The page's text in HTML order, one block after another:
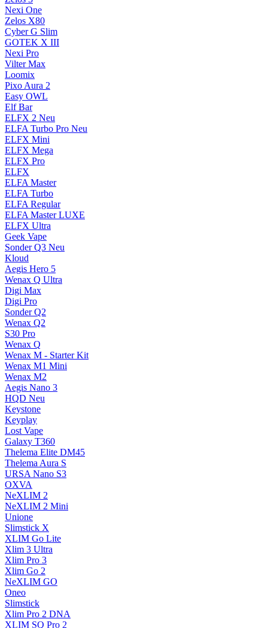
Nexi One
Zelos X80
Cyber G Slim
GOTEK X III
Nexi Pro
Vilter Max
Loomix
Pixo Aura 2
Easy OWL
Elf Bar
ELFX 2 Neu
ELFA Turbo Pro Neu
ELFX Mini
ELFX Mega
ELFX Pro
ELFX
ELFA Master
ELFA Turbo
ELFA Regular
ELFA Master LUXE
ELFX Ultra
Geek Vape
Sonder Q3 Neu
Kloud
Aegis Hero 5
Wenax Q Ultra
Digi Max
Digi Pro
Sonder Q2
Wenax Q2
S30 Pro
Wenax Q
Wenax M - Starter Kit
Wenax M1 Mini
Wenax M2
Aegis Nano 3
HQD Neu
Keystone
Keyplay
Lost Vape
Galaxy T360
Thelema Elite DM45
Thelema Aura S
URSA Nano S3
OXVA
NeXLIM 2
NeXLIM 2 Mini
Unione
Slimstick X
XLIM Go Lite
Xlim 3 Ultra
Xlim Pro 3
Xlim Go 2
NeXLIM GO
Oneo
Slimstick
Xlim Pro 2 DNA
XLIM SQ Pro 2